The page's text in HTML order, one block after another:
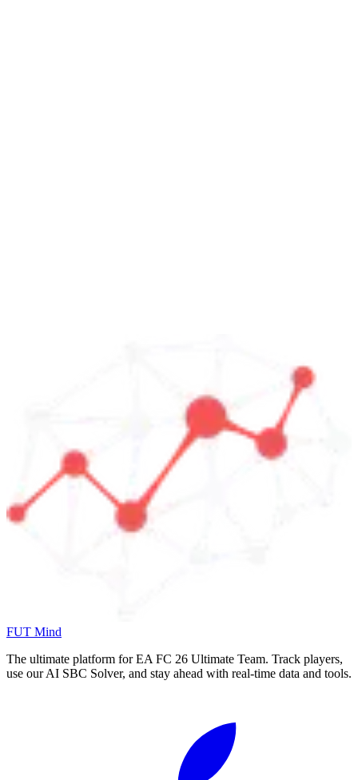
FUT Mind
The ultimate platform for EA FC 26 Ultimate Team. Track players,
use our AI SBC Solver, and stay ahead with real-time data and tools.